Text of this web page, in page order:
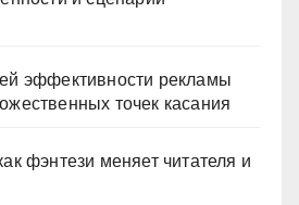
эффективности рекламы
точек касания
фэнтези меняет читателя и